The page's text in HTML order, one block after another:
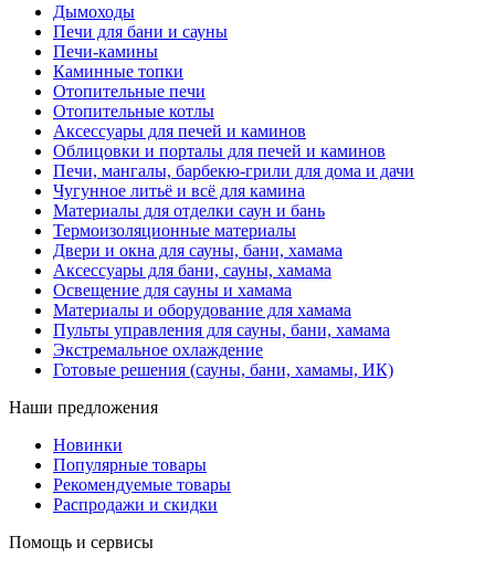
Дымоходы
Печи для бани и сауны
Печи-камины
Каминные топки
Отопительные печи
Отопительные котлы
Аксессуары для печей и каминов
Облицовки и порталы для печей и каминов
Печи, мангалы, барбекю-грили для дома и дачи
Чугунное литьё и всё для камина
Материалы для отделки саун и бань
Термоизоляционные материалы
Двери и окна для сауны, бани, хамама
Аксессуары для бани, сауны, хамама
Освещение для сауны и хамама
Материалы и оборудование для хамама
Пульты управления для сауны, бани, хамама
Экстремальное охлаждение
Готовые решения (сауны, бани, хамамы, ИК)
Наши предложения
Новинки
Популярные товары
Рекомендуемые товары
Распродажи и скидки
Помощь и сервисы